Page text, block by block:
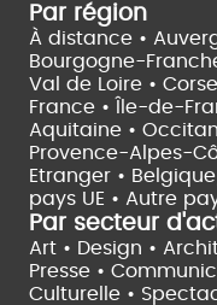
Par région
À distance •
Bourgogne-
Val de Loire •
France •
Île-de-
Aquitaine •
Provence-Alpes-
Etranger •
pays UE • Autre
Par secteur
Art • Design •
Presse •
Culturelle •